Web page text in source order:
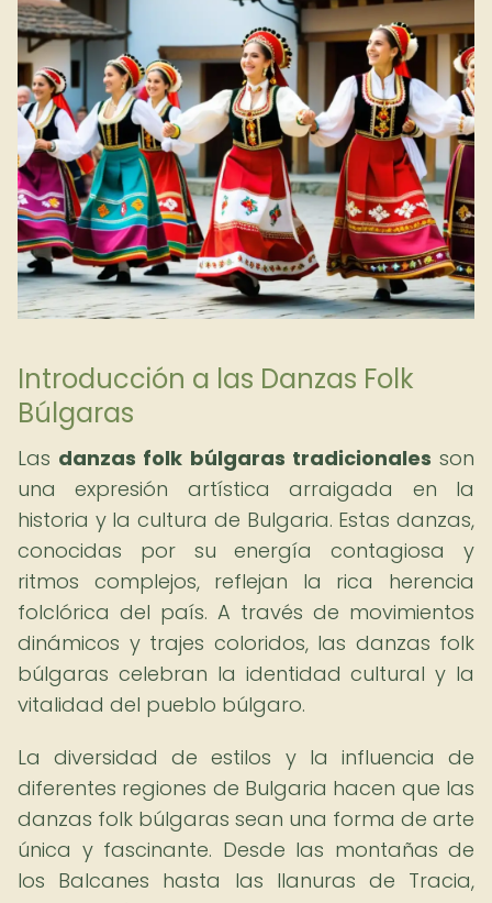
Introducción a las Danzas Folk
Búlgaras
Las danzas folk búlgaras tradicionales son
una expresión artística arraigada en la
historia y la cultura de Bulgaria. Estas danzas,
conocidas por su energía contagiosa y
ritmos complejos, reflejan la rica herencia
folclórica del país. A través de movimientos
dinámicos y trajes coloridos, las danzas folk
búlgaras celebran la identidad cultural y la
vitalidad del pueblo búlgaro.
La diversidad de estilos y la influencia de
diferentes regiones de Bulgaria hacen que las
danzas folk búlgaras sean una forma de arte
única y fascinante. Desde las montañas de
los Balcanes hasta las llanuras de Tracia,